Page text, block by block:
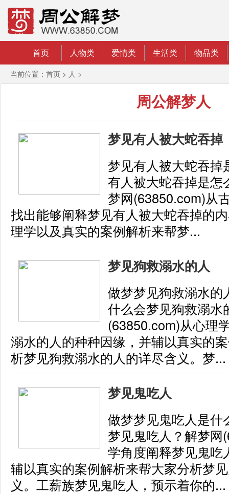
首页 人物类 爱情类 生活类 物品类
当前位置： 首页 > 人 >
周公解梦人
梦见有人被大蛇吞掉
梦见有人被大蛇吞掉
有人被大蛇吞掉是怎
梦网(63850.com)从
找出能够阐释梦见有人被大蛇吞掉的
理学以及真实的案例解析来帮梦...
梦见狗救溺水的人
做梦梦见狗救溺水的
什么会梦见狗救溺水
(63850.com)从心理
溺水的人的种种因缘，并辅以真实的
析梦见狗救溺水的人的详尽含义。梦...
梦见鬼吃人
做梦梦见鬼吃人是什
梦见鬼吃人？解梦网
学角度阐释梦见鬼吃
辅以真实的案例解析来帮大家分析梦
义。工薪族梦见鬼吃人，预示着你的...